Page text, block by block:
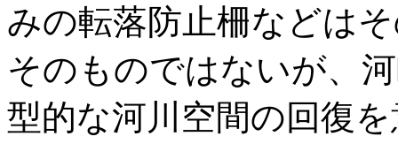
みの転落防止柵などは
そのものではないが、
型的な河川空間の回復